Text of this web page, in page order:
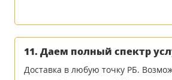
11. Даем полный спектр
Доставка в любую точку РБ.